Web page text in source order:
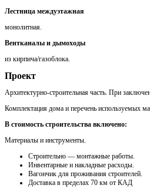
Лестница междуэтажная
монолитная.
Вентканалы и дымоходы
из кирпича/газоблока.
Проект
Архитектурно-строительная часть. При
Комплектация дома и перечень используемых
В стоимость строительства включено:
Материалы и инструменты.
Cтроительно — монтажные работы.
Инвентарные и накладные расходы.
Вагончик для проживания строителей.
Доставка в пределах 70 км от КАД